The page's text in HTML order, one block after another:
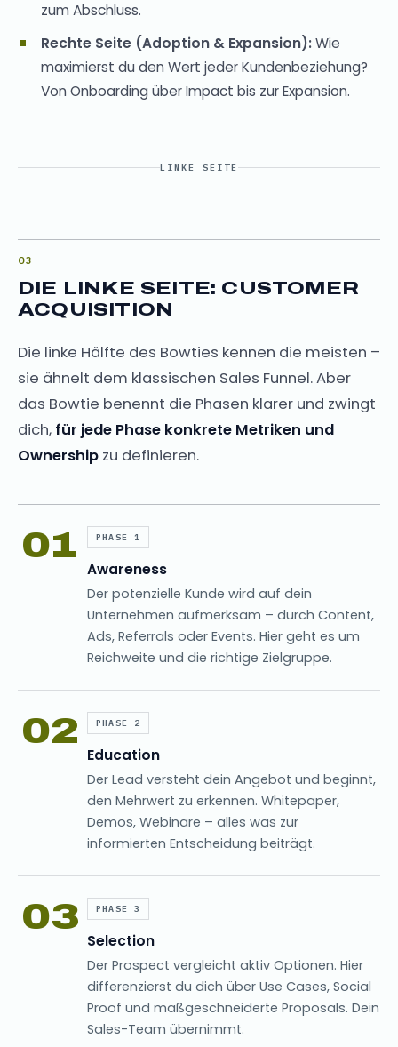
zum Abschluss.
Rechte Seite (Adoption & Expansion):Wie
maximierst du den Wert jeder Kundenbeziehung?
Von Onboarding über Impact bis zur Expansion.
LINKE SEITE
DIE LINKE SEITE: CUSTOMER
ACQUISITION
Die linke Hälfte des Bowties kennen die meisten –
sie ähnelt dem klassischen Sales Funnel. Aber
das Bowtie benennt die Phasen klarer und zwingt
dich, für jede Phase konkrete Metriken und
Ownership zu definieren.
PHASE 1
01
Awareness
Der potenzielle Kunde wird auf dein
Unternehmen aufmerksam – durch Content,
Ads, Referrals oder Events. Hier geht es um
Reichweite und die richtige Zielgruppe.
PHASE 2
02
Education
Der Lead versteht dein Angebot und beginnt,
den Mehrwert zu erkennen. Whitepaper,
Demos, Webinare – alles was zur
informierten Entscheidung beiträgt.
PHASE 3
03
Selection
Der Prospect vergleicht aktiv Optionen. Hier
differenzierst du dich über Use Cases, Social
Proof und maßgeschneiderte Proposals. Dein
Sales-Team übernimmt.